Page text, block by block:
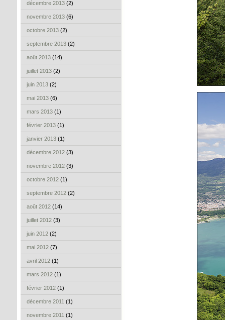
décembre 2013 (2)
novembre 2013 (6)
octobre 2013 (2)
septembre 2013 (2)
août 2013 (14)
juillet 2013 (2)
juin 2013 (2)
mai 2013 (6)
mars 2013 (1)
février 2013 (1)
janvier 2013 (1)
décembre 2012 (3)
novembre 2012 (3)
octobre 2012 (1)
septembre 2012 (2)
août 2012 (14)
juillet 2012 (3)
juin 2012 (2)
mai 2012 (7)
avril 2012 (1)
mars 2012 (1)
février 2012 (1)
décembre 2011 (1)
novembre 2011 (1)